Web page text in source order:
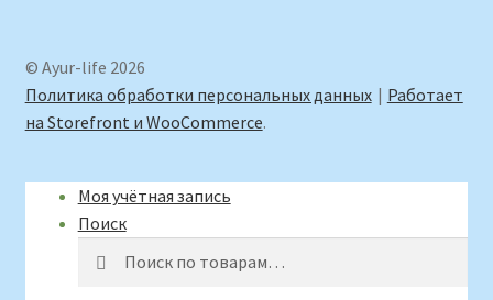
© Ayur-life 2026
Политика обработки персональных данных
Работает
на Storefront и WooCommerce.
Моя учётная запись
Поиск